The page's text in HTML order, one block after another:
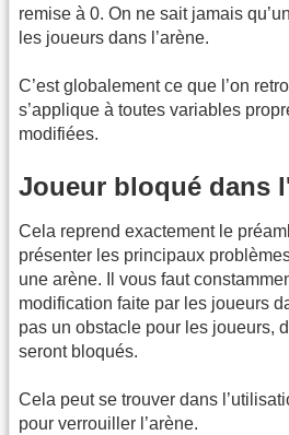
remise à 0. On ne sait jamais
les joueurs dans l’arène.
C’est globalement ce que l’on
s’applique à toutes variables
modifiées.
Joueur bloqué dans
Cela reprend exactement le
présenter les principaux
une arène. Il vous faut
modification faite par les joueurs
pas un obstacle pour les joueurs,
seront bloqués.
Cela peut se trouver dans
pour verrouiller l’arène.